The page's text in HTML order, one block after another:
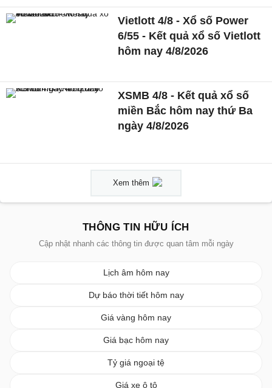
Vietlott 4/8 - Xổ số Power
6/55 - Kết quả xổ số Vietlott
hôm nay 4/8/2026
XSMB 4/8 - Kết quả xổ số
miền Bắc hôm nay thứ Ba
ngày 4/8/2026
Xem thêm
THÔNG TIN HỮU ÍCH
Cập nhật nhanh các thông tin được quan tâm mỗi ngày
Lịch âm hôm nay
Dự báo thời tiết hôm nay
Giá vàng hôm nay
Giá bạc hôm nay
Tỷ giá ngoại tệ
Giá xe ô tô